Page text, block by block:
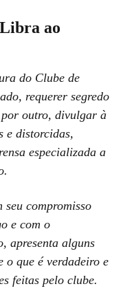
ao
do Clube de
requerer segredo
outro, divulgar à
e distorcidas,
especializada a
compromisso
e com o
apresenta alguns
o que é verdadeiro e
feitas pelo clube.